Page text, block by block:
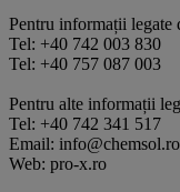
Pentru informații legate
Tel: +40 742 003 830
Tel: +40 757 087 003
Pentru alte informații
Tel: +40 742 341 517
Email: info@chemsol.ro
Web: pro-x.ro